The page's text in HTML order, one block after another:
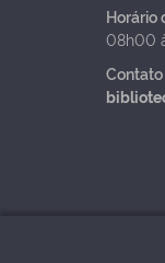
Horário
08h00
Contato